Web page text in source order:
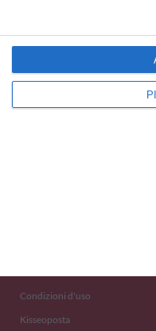
Condizioni d'uso
Kisseoposta